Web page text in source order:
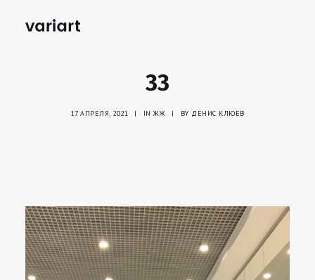
33
17 АПРЕЛЯ, 2021 | INЖЖ | BY ДЕНИС КЛЮЕВ